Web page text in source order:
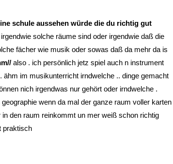
schule aussehen würde die du richtig gut
solche räume sind oder irgendwie daß die
fächer wie musik oder sowas daß da mehr da is
also . ich persönlich jetz spiel auch n instrument
im musikunterricht irndwelche .. dinge gemacht
nich irgendwas nur gehört oder irndwelche .
wenn da mal der ganze raum voller karten
in den raum reinkommt un mer weiß schon richtig
praktisch